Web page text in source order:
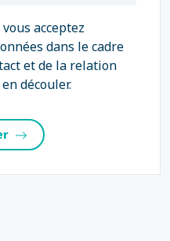
acceptez
dans le cadre
et de la relation
découler.